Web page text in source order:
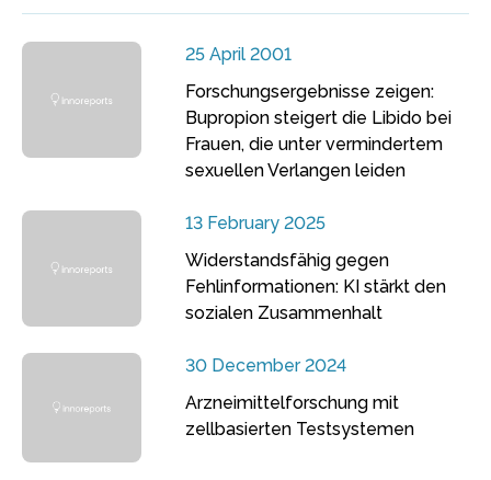
25 April 2001
Forschungsergebnisse zeigen:
Bupropion steigert die Libido bei
Frauen, die unter vermindertem
sexuellen Verlangen leiden
13 February 2025
Widerstandsfähig gegen
Fehlinformationen: KI stärkt den
sozialen Zusammenhalt
30 December 2024
Arzneimittelforschung mit
zellbasierten Testsystemen